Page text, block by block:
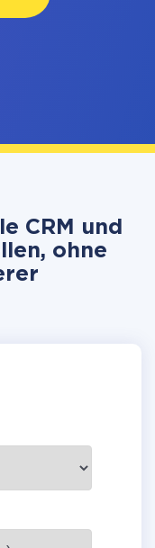
CRM und
ohne